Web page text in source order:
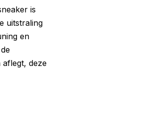
is
uitstraling
en
deze